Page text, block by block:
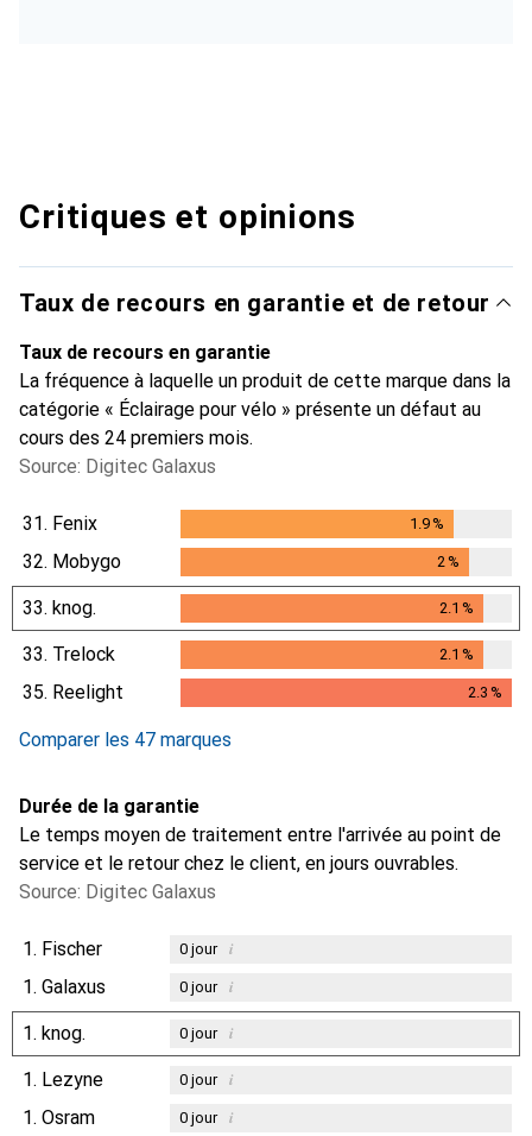
Critiques et opinions
Taux de recours en garantie et de retour
Taux de recours en garantie
La fréquence à laquelle un produit de cette marque dans la
catégorie « Éclairage pour vélo » présente un défaut au
cours des 24 premiers mois.
Source: Digitec Galaxus
31. Fenix 1.9%
32. Mobygo 2 %
33. knog. 2.1 %
2.1%
33. Trelock 2.1 %
2.1%
35. Reelight 2.3 %
Comparer les 47 marques
Durée de la garantie
Le temps moyen de traitement entre l'arrivée au point de
service et le retour chez le client, en jours ouvrables.
Source: Digitec Galaxus
1. Fischer 0jour i
1. Galaxus 0jour i
1. knog. 0jour i
1. Lezyne 0jour i
1. Osram 0jour i